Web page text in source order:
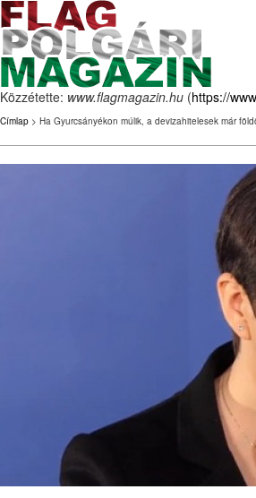
Közzétette: www.flagmagazin.hu (https://
Címlap > Ha Gyurcsányékon múlik, a devizahitelesek már